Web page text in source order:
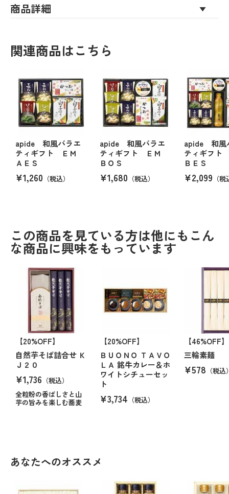
商品詳細
関連商品はこちら
apide 和風バラエ
ティギフト ＥＭ
ＡＥＳ
¥1,260 （税込）
apide 和風バラエ
ティギフト ＥＭ
ＢＯＳ
¥1,680 （税込）
apide 和風
ティギフ
ＢＥＳ
¥2,099 （
この商品を見ている方は他にもこん
な商品に興味をもっています
【20%OFF】
自然芋そば詰合せ Ｋ
Ｊ２０
¥1,736 （税込）
全粒粉の香ばしさと山
芋の旨みを楽しむ蕎麦
【20%OFF】
ＢＵＯＮＯ ＴＡＶＯ
ＬＡ 銘牛カレー＆ホ
ワイトシチューセッ
ト
¥3,734 （税込）
【46%OFF】
三輪素麺
¥578 （税込
あなたへのオススメ